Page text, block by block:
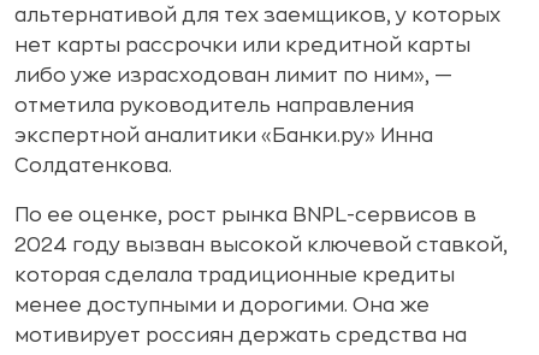
альтернативой для тех заемщиков, у которых
нет карты рассрочки или кредитной карты
либо уже израсходован лимит по ним», —
отметила руководитель направления
экспертной аналитики «Банки.ру» Инна
Солдатенкова.
По ее оценке, рост рынка BNPL-сервисов в
2024 году вызван высокой ключевой ставкой,
которая сделала традиционные кредиты
менее доступными и дорогими. Она же
мотивирует россиян держать средства на